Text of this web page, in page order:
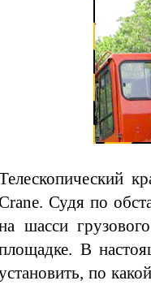
Судя по
шасси
В
по